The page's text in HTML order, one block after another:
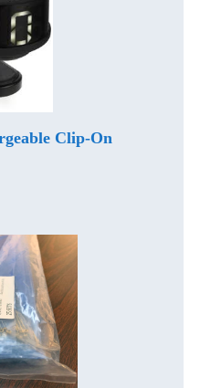
Clip-On